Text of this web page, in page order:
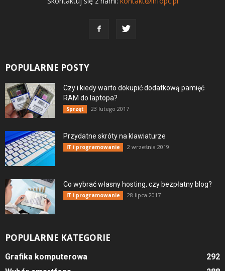
POPULARNE POSTY
Czy i kiedy warto dokupić dodatkową pamięć
RAM do laptopa?
Sprzęt 23 lutego 2017
Przydatne skróty na klawiaturze
IT i programowanie 2 września 2019
Co wybrać własny hosting, czy bezpłatny blog?
IT i programowanie 28 lipca 2017
POPULARNE KATEGORIE
Grafika komputerowa
292